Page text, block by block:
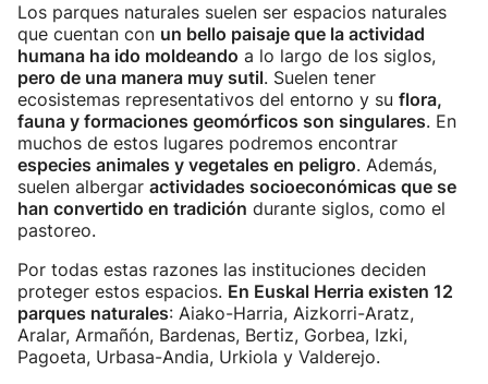
Los parques naturales suelen ser espacios naturales
que cuentan con un bello paisaje que la actividad
humana ha ido moldeando a lo largo de los siglos,
pero de una manera muy sutil. Suelen tener
ecosistemas representativos del entorno y su flora,
fauna y formaciones geomórficos son singulares. En
muchos de estos lugares podremos encontrar
especies animales y vegetales en peligro. Además,
suelen albergar actividades socioeconómicas que se
han convertido en tradición durante siglos, como el
pastoreo.
Por todas estas razones las instituciones deciden
proteger estos espacios. En Euskal Herria existen 12
parques naturales: Aiako-Harria, Aizkorri-Aratz,
Aralar, Armañón, Bardenas, Bertiz, Gorbea, Izki,
Pagoeta, Urbasa-Andia, Urkiola y Valderejo.